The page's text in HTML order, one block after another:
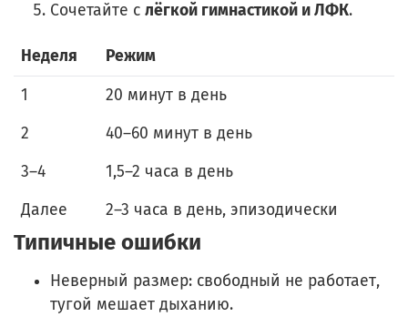
Сочетайте с лёгкой гимнастикой и ЛФК.
Неделя Режим
1
20 минут в день
2
40–60 минут в день
3–4
1,5–2 часа в день
Далее
2–3 часа в день, эпизодически
Типичные ошибки
Неверный размер: свободный не работает,
тугой мешает дыханию.